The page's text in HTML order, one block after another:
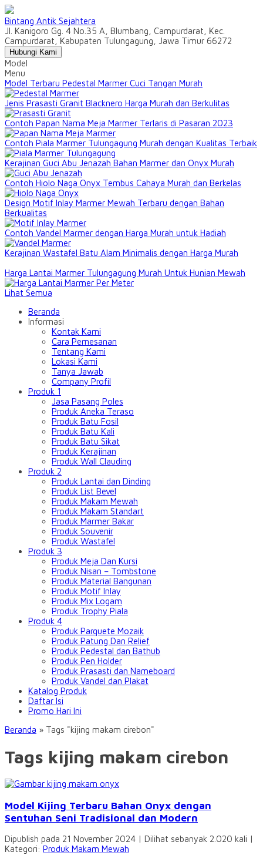
Bintang Antik Sejahtera
Jl. Kanigoro Gg. 4 No.35 A, Blumbang, Campurdarat, Kec.
Campurdarat, Kabupaten Tulungagung, Jawa Timur 66272
Hubungi Kami
Model
Menu
Model Terbaru Pedestal Marmer Cuci Tangan Murah
Jenis Prasasti Granit Blacknero Harga Murah dan Berkulitas
Contoh Papan Nama Meja Marmer Terlaris di Pasaran 2023
Contoh Piala Marmer Tulungagung Murah dengan Kualitas Terbaik
Kerajinan Guci Abu Jenazah Bahan Marmer dan Onyx Murah
Contoh Hiolo Naga Onyx Tembus Cahaya Murah dan Berkelas
Design Motif Inlay Marmer Mewah Terbaru dengan Bahan
Berkualitas
Contoh Vandel Marmer dengan Harga Murah untuk Hadiah
Kerajinan Wastafel Batu Alam Minimalis dengan Harga Murah
Harga Lantai Marmer Tulungagung Murah Untuk Hunian Mewah
Lihat Semua
Beranda
Informasi
Kontak Kami
Cara Pemesanan
Tentang Kami
Lokasi Kami
Tanya Jawab
Company Profil
Produk 1
Jasa Pasang Poles
Produk Aneka Teraso
Produk Batu Fosil
Produk Batu Kali
Produk Batu Sikat
Produk Kerajinan
Produk Wall Clauding
Produk 2
Produk Lantai dan Dinding
Produk List Bevel
Produk Makam Mewah
Produk Makam Standart
Produk Marmer Bakar
Produk Souvenir
Produk Wastafel
Produk 3
Produk Meja Dan Kursi
Produk Nisan – Tombstone
Produk Material Bangunan
Produk Motif Inlay
Produk Mix Logam
Produk Trophy Piala
Produk 4
Produk Parquete Mozaik
Produk Patung Dan Relief
Produk Pedestal dan Bathub
Produk Pen Holder
Produk Prasasti dan Nameboard
Produk Vandel dan Plakat
Katalog Produk
Daftar Isi
Promo Hari Ini
Beranda » Tags "kijing makam cirebon"
Tags kijing makam cirebon
Model Kijing Terbaru Bahan Onyx dengan
Sentuhan Seni Tradisional dan Modern
Dipublish pada 21 November 2024 | Dilihat sebanyak 2.020 kali |
Kategori: Produk Makam Mewah